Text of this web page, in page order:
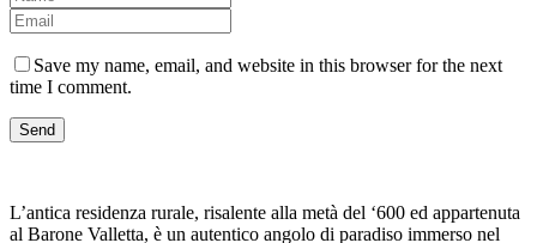
Save my name, email, and website in this browser for the next
time I comment.
L’antica residenza rurale, risalente alla metà del ‘600 ed appartenuta
al Barone Valletta, è un autentico angolo di paradiso immerso nel